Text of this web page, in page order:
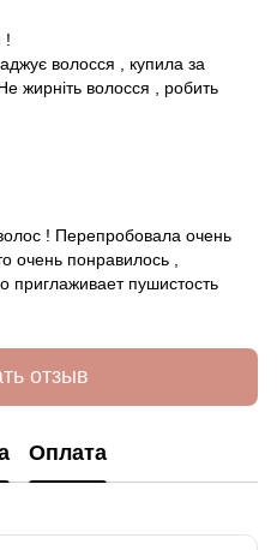
!
волосся , купила за
жирніть волосся , робить
! Перепробовала очень
очень понравилось ,
пушистость
отзыв
Оплата